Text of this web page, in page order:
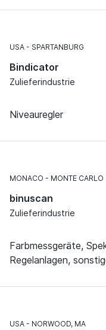
USA SPARTANBURG
Bindicator
Zulieferindustrie
Niveauregler
MONACO MONTE CARLO
binuscan
Zulieferindustrie
Farbmessgeräte,
Regelanlagen,
USA NORWOOD, MA